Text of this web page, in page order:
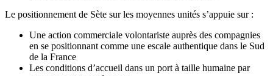
Le positionnement de Sète sur les moyennes unités s’appuie sur :
Une action commerciale volontariste auprès des compagnies
en se positionnant comme une escale authentique dans le Sud
de la France
Les conditions d’accueil dans un port à taille humaine par